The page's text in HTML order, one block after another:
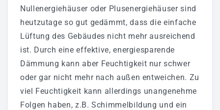
Nullenergiehäuser oder Plusenergiehäuser sind
heutzutage so gut gedämmt, dass die einfache
Lüftung des Gebäudes nicht mehr ausreichend
ist. Durch eine effektive, energiesparende
Dämmung kann aber Feuchtigkeit nur schwer
oder gar nicht mehr nach außen entweichen. Zu
viel Feuchtigkeit kann allerdings unangenehme
Folgen haben, z.B. Schimmelbildung und ein